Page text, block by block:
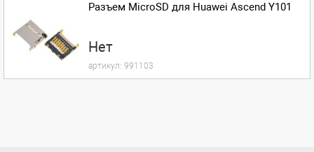
Разъем MicroSD для Huawei Ascend Y101
Нет
артикул: 991103